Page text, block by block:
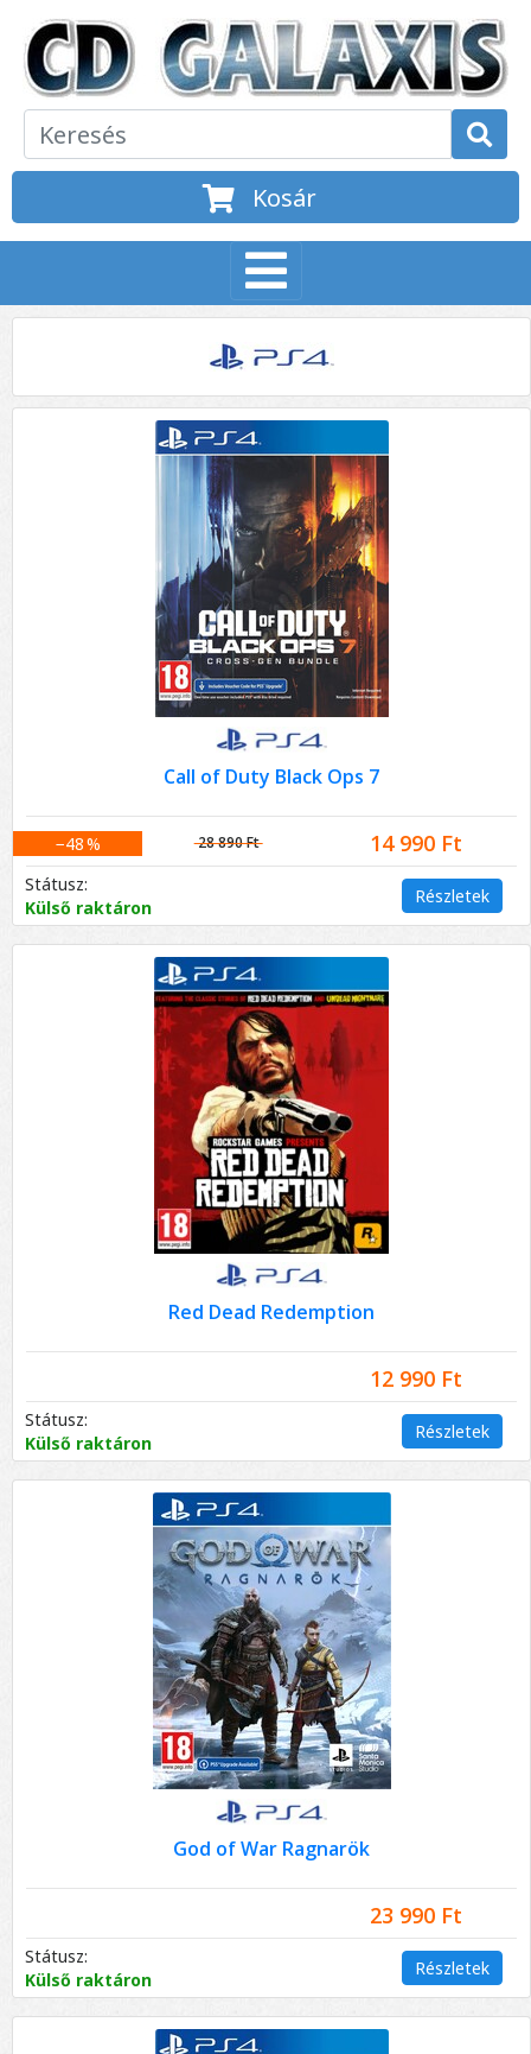
Kosár
Call of Duty Black Ops 7
−48 % 28 890 Ft 14 990 Ft
Státusz:
Külső raktáron
Részletek
Red Dead Redemption
12 990 Ft
Státusz:
Külső raktáron
Részletek
God of War Ragnarök
23 990 Ft
Státusz:
Külső raktáron
Részletek